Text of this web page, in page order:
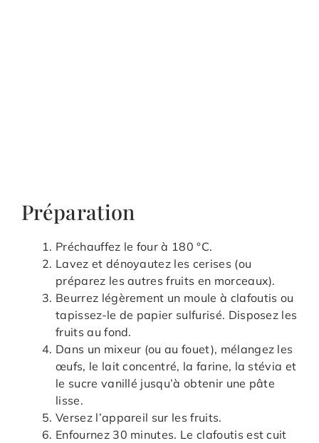
Préparation
Préchauffez le four à 180 °C.
Lavez et dénoyautez les cerises (ou
préparez les autres fruits en morceaux).
Beurrez légèrement un moule à clafoutis ou
tapissez-le de papier sulfurisé. Disposez les
fruits au fond.
Dans un mixeur (ou au fouet), mélangez les
œufs, le lait concentré, la farine, la stévia et
le sucre vanillé jusqu’à obtenir une pâte
lisse.
Versez l’appareil sur les fruits.
Enfournez 30 minutes. Le clafoutis est cuit